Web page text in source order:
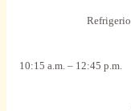
Refrigerio
10:15 a.m. – 12:45 p.m.